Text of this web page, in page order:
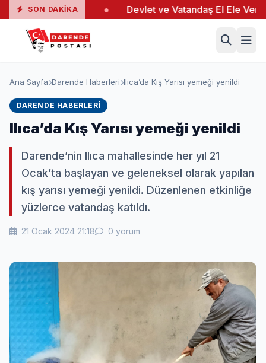
SON DAKIKA
19 Yaralı ● Devlet ve Vatandaş El Ele Verdi ●
Ana Sayfa Darende Haberleri Ilıca’da Kış Yarısı yemeği yenildi
DARENDE HABERLERI
Ilıca’da Kış Yarısı yemeği yenildi
Darende’nin Ilıca mahallesinde her yıl 21
Ocak’ta başlayan ve geleneksel olarak yapılan
kış yarısı yemeği yenildi. Düzenlenen etkinliğe
yüzlerce vatandaş katıldı.
21 Ocak 2024 21:18 0 yorum